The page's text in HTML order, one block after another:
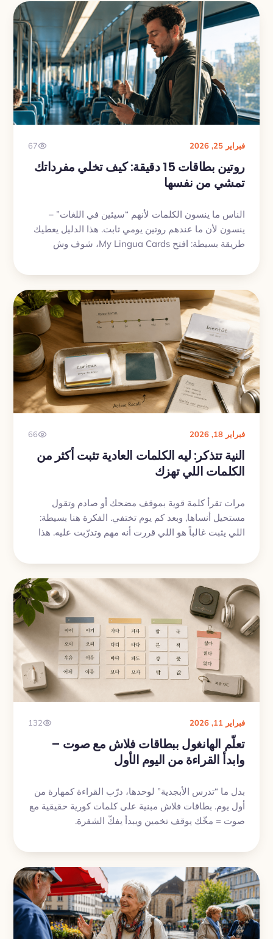
فبراير 25, 2026 67
روتين بطاقات 15 دقيقة: كيف تخلي مفرداتك
تمشي من نفسها
الناس ما ينسون الكلمات لأنهم “سيئين في اللغات” –
ينسون لأن ما عندهم روتين يومي ثابت. هذا الدليل يعطيك
طريقة بسيطة: افتح My Lingua Cards، شوف وش
فبراير 18, 2026 66
النية تتذكر: ليه الكلمات العادية تثبت أكثر من
الكلمات اللي تهزك
مرات تقرأ كلمة قوية بموقف مضحك أو صادم وتقول
مستحيل أنساها, وبعد كم يوم تختفي. الفكرة هنا بسيطة:
اللي يثبت غالباً هو اللي قررت أنه مهم وتدرّبت عليه. هذا
في مفرداتك, ومع My Lingua Cards تقدر تطبقها بسهولة.
فبراير 11, 2026 132
تعلّم الهانغول ببطاقات فلاش مع صوت –
وابدأ القراءة من اليوم الأول
بدل ما “تدرس الأبجدية” لوحدها، درّب القراءة كمهارة من
أول يوم. بطاقات فلاش مبنية على كلمات كورية حقيقية مع
صوت = مخّك يوقف تخمين ويبدأ يفكّ الشفرة.